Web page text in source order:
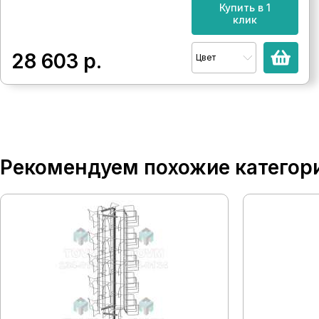
28 603 р.
Купить в 1
клик
Цвет
Рекомендуем похожие